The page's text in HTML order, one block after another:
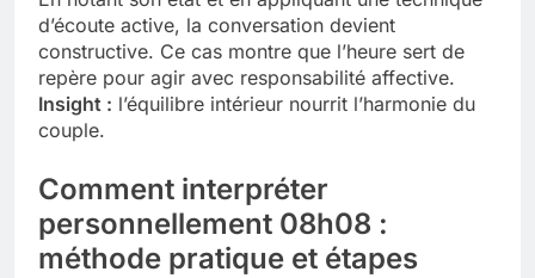
d’écoute active, la conversation devient
constructive. Ce cas montre que l’heure sert de
repère pour agir avec responsabilité affective.
Insight : l’équilibre intérieur nourrit l’harmonie du
couple.
Comment interpréter
personnellement 08h08 :
méthode pratique et étapes